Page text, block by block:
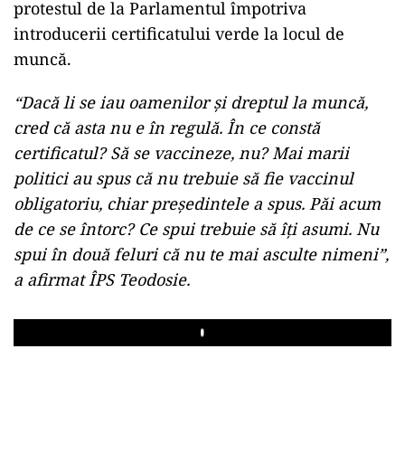
protestul de la Parlamentul împotriva
introducerii certificatului verde la locul de
muncă.
“Dacă li se iau oamenilor şi dreptul la muncă,
cred că asta nu e în regulă. În ce constă
certificatul? Să se vaccineze, nu? Mai marii
politici au spus că nu trebuie să fie vaccinul
obligatoriu, chiar preşedintele a spus. Păi acum
de ce se întorc? Ce spui trebuie să îţi asumi. Nu
spui în două feluri că nu te mai asculte nimeni”,
a afirmat ÎPS Teodosie.
Play